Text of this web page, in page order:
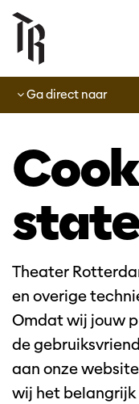
Ga direct naar
Theater
en overige
Omdat wij jouw
de
aan onze
wij het